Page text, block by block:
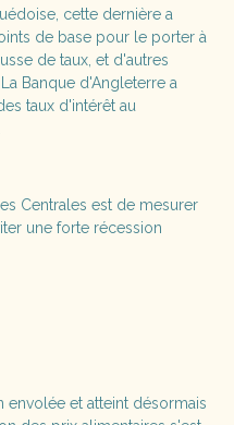
cette dernière a
de base pour le porter à
de taux, et d'autres
Banque d'Angleterre a
taux d'intérêt au
Centrales est de mesurer
une forte récession
envolée et atteint désormais